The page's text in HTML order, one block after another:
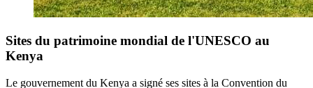
Sites du patrimoine mondial de l'UNESCO au
Kenya
Le gouvernement du Kenya a signé ses sites à la Convention du